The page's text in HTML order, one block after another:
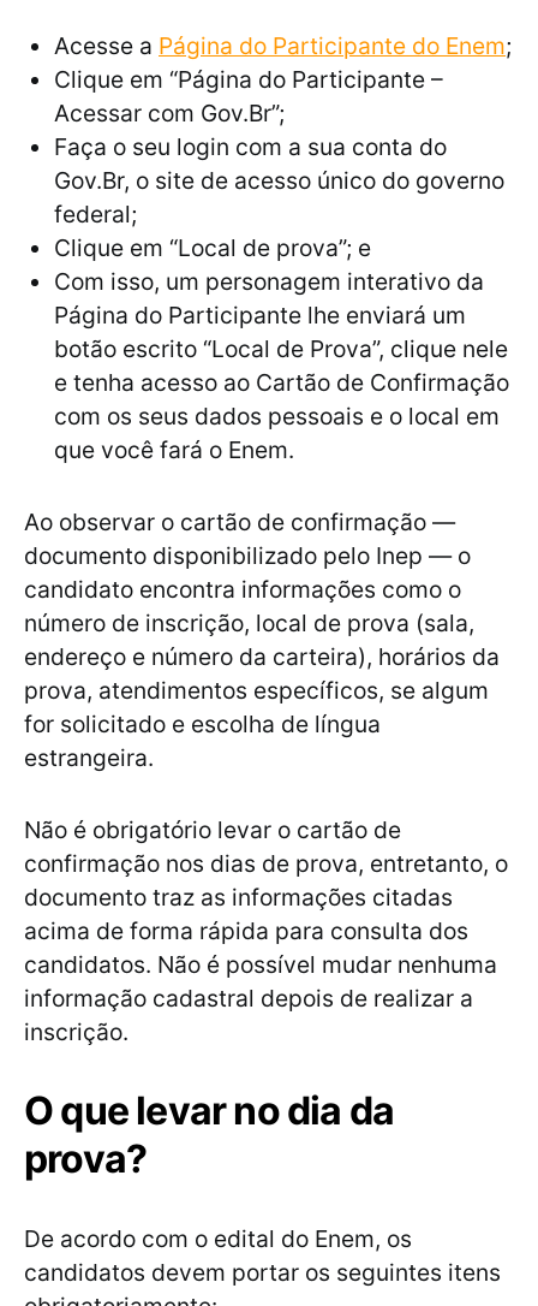
Acesse a Página do Participante do Enem;
Clique em “Página do Participante –
Acessar com Gov.Br”;
Faça o seu login com a sua conta do
Gov.Br, o site de acesso único do governo
federal;
Clique em “Local de prova”; e
Com isso, um personagem interativo da
Página do Participante lhe enviará um
botão escrito “Local de Prova”, clique nele
e tenha acesso ao Cartão de Confirmação
com os seus dados pessoais e o local em
que você fará o Enem.
Ao observar o cartão de confirmação —
documento disponibilizado pelo Inep — o
candidato encontra informações como o
número de inscrição, local de prova (sala,
endereço e número da carteira), horários da
prova, atendimentos específicos, se algum
for solicitado e escolha de língua
estrangeira.
Não é obrigatório levar o cartão de
confirmação nos dias de prova, entretanto, o
documento traz as informações citadas
acima de forma rápida para consulta dos
candidatos. Não é possível mudar nenhuma
informação cadastral depois de realizar a
inscrição.
O que levar no dia da
prova?
De acordo com o edital do Enem, os
candidatos devem portar os seguintes itens